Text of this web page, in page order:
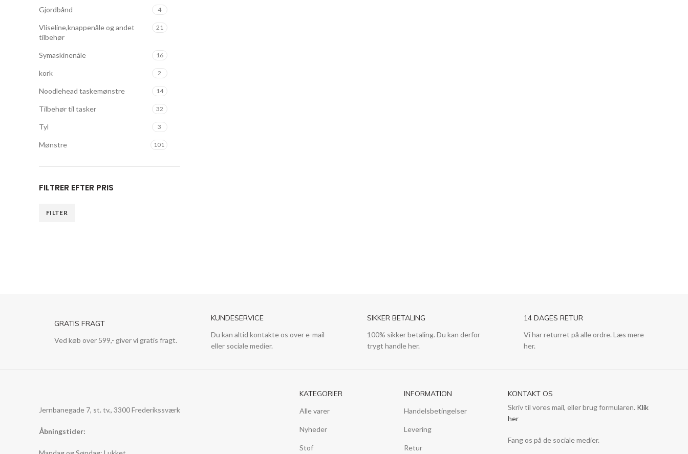
Gjordbånd 4
Vliseline,knappenåle og andet
tilbehør
21
Symaskinenåle 16
kork 2
Noodlehead taskemønstre 14
Tilbehør til tasker 32
Tyl 3
Mønstre 101
FILTRER EFTER PRIS
FILTER
GRATIS FRAGT
Ved køb over 599,- giver vi gratis fragt.
KUNDESERVICE
Du kan altid kontakte os over e-mail
eller sociale medier.
SIKKER BETALING
100% sikker betaling. Du kan derfor
trygt handle her.
14 DAGES RETUR
Vi har returret på alle ordre. Læs mere
her.
Jernbanegade 7, st. tv., 3300 Frederikssværk
Åbningstider:
KATEGORIER
Alle varer
Nyheder
Stof
INFORMATION
Handelsbetingelser
Levering
Retur
KONTAKT OS
Skriv til vores mail, eller brug formularen. Klik
her
Fang os på de sociale medier.